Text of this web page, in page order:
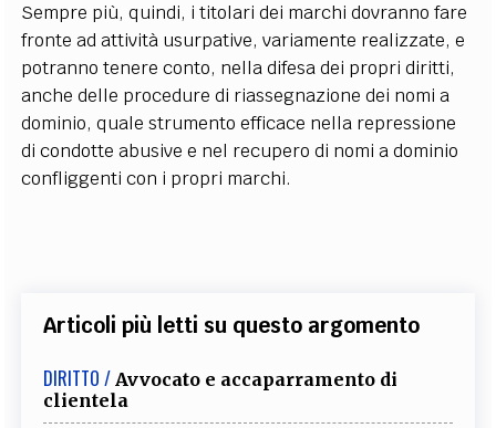
Sempre più, quindi, i titolari dei marchi dovranno fare
fronte ad attività usurpative, variamente realizzate, e
potranno tenere conto, nella difesa dei propri diritti,
anche delle procedure di riassegnazione dei nomi a
dominio, quale strumento efficace nella repressione
di condotte abusive e nel recupero di nomi a dominio
confliggenti con i propri marchi.
Articoli più letti su questo argomento
DIRITTO / Avvocato e accaparramento di
clientela